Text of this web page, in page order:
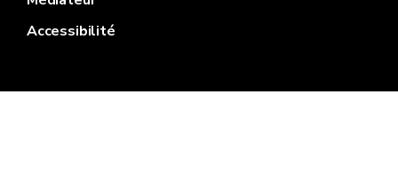
Accessibilité